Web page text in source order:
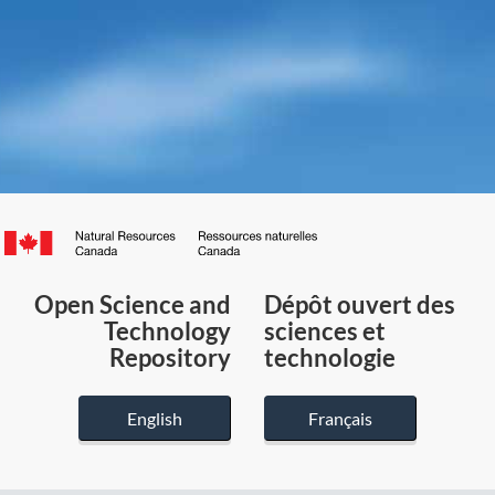
Canada.ca
du
Canada
Open Science and
Technology
Repository
English
Dépôt ouvert des
sciences et
technologie
Français